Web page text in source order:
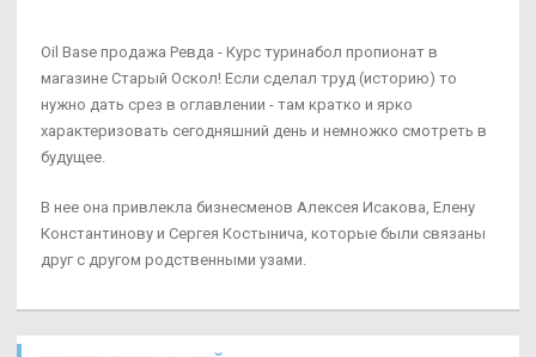
Oil Base продажа Ревда - Курс туринабол пропионат в
магазине Старый Оскол! Если сделал труд (историю) то
нужно дать срез в оглавлении - там кратко и ярко
характеризовать сегодняшний день и немножко смотреть в
будущее.
В нее она привлекла бизнесменов Алексея Исакова, Елену
Константинову и Сергея Костынича, которые были связаны
друг с другом родственными узами.